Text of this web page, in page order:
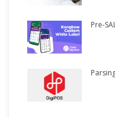
Pre-